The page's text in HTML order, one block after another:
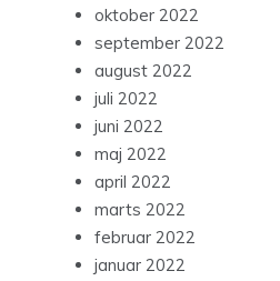
oktober 2022
september 2022
august 2022
juli 2022
juni 2022
maj 2022
april 2022
marts 2022
februar 2022
januar 2022